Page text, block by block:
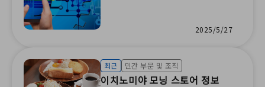
2025/5/27
최근 민간 부문 및 조직
이치노미야 모닝 스토어 정보